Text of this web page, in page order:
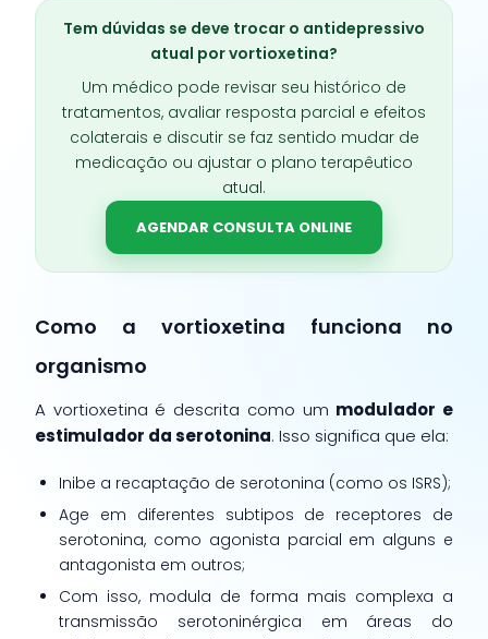
Tem dúvidas se deve trocar o antidepressivo
atual por vortioxetina?
Um médico pode revisar seu histórico de
tratamentos, avaliar resposta parcial e efeitos
colaterais e discutir se faz sentido mudar de
medicação ou ajustar o plano terapêutico
atual.
AGENDAR CONSULTA ONLINE
Como a vortioxetina funciona no
organismo
A vortioxetina é descrita como um modulador e
estimulador da serotonina. Isso significa que ela:
Inibe a recaptação de serotonina (como os ISRS);
Age em diferentes subtipos de receptores de
serotonina, como agonista parcial em alguns e
antagonista em outros;
Com isso, modula de forma mais complexa a
transmissão serotoninérgica em áreas do